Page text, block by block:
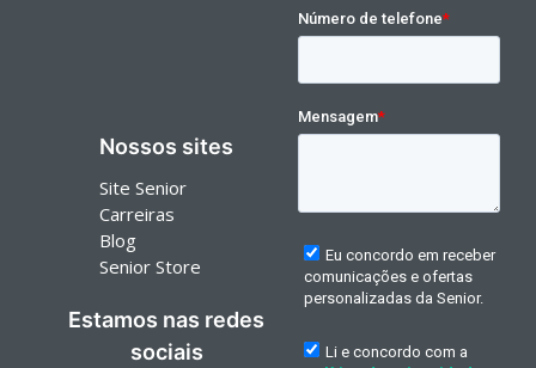
Nossos sites
Site Senior
Carreiras
Blog
Senior Store
Estamos nas redes
sociais